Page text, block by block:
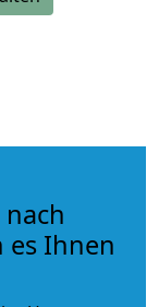
es Ihnen